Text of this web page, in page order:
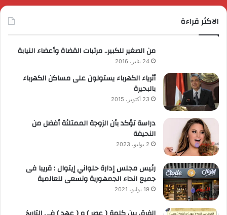
الاكثر قراءة
من الصغير للكبير.. مرتبات القضاة وأعضاء النيابة
24 يناير، 2016
أثرياء الكهرباء يستولون على مساكن الكهرباء
بالبحيرة
23 أكتوبر، 2015
دراسة تؤكد بأن الزوجة الممتلئة أفضل من
النحيفة
2 يوليو، 2023
رئيس مجلس إدارة حلواني إيتوال : قريبا فى
جميع انحاء الجمهورية ونسعى للعالمية
19 يوليو، 2021